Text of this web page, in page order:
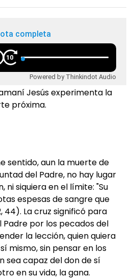
completa
10
Powered by Thinkindot Audio
Jesús experimenta la
próxima.
sentido, aun la muerte de
del Padre, no hay lugar
ni siquiera en el límite: "Su
espesas de sangre que
44). La cruz significó para
Padre por los pecados del
la lección, quien quiera
mismo, sin pensar en los
sea capaz del don de sí
en su vida, la gana.